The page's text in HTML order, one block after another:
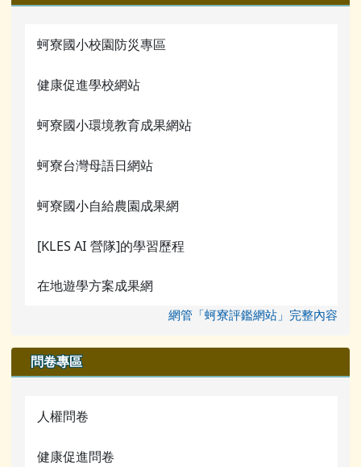
蚵寮國小校園防災專區
健康促進學校網站
蚵寮國小環境教育成果網站
蚵寮台灣母語日網站
蚵寮國小自給農園成果網
[KLES AI 營隊]的學習歷程
在地遊學方案成果網
網管「蚵寮評鑑網站」完整內容
問卷專區
人權問卷
健康促進問卷